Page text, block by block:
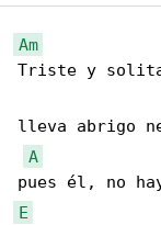
Am
Triste y
lleva abrigo
A
E